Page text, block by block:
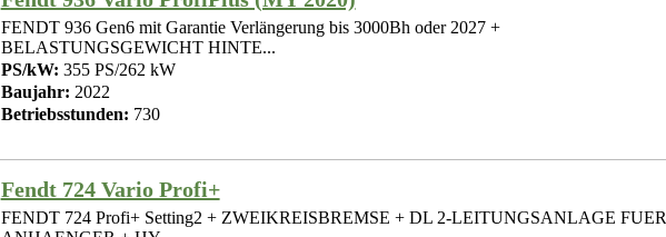
FENDT 936 Gen6 mit Garantie Verlängerung bis 3000Bh oder 2027 +
BELASTUNGSGEWICHT HINTE...
PS/kW: 355 PS/262 kW
Baujahr: 2022
Betriebsstunden: 730
Fendt 724 Vario Profi+
FENDT 724 Profi+ Setting2 + ZWEIKREISBREMSE + DL 2-LEITUNGSANLAGE FUER